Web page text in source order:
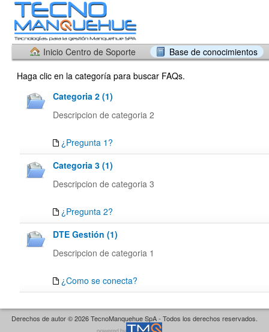
Inicio Centro de Soporte
Base de conocimientos
Haga clic en la categoría para buscar FAQs.
Categoria 2 (1)
Descripcion de categoria 2
¿Pregunta 1?
Categoria 3 (1)
Descripcion de categoria 3
¿Pregunta 2?
DTE Gestión (1)
Descripcion de categoria 1
¿Como se conecta?
Derechos de autor © 2026 TecnoManquehue SpA - Todos los derechos reservados.